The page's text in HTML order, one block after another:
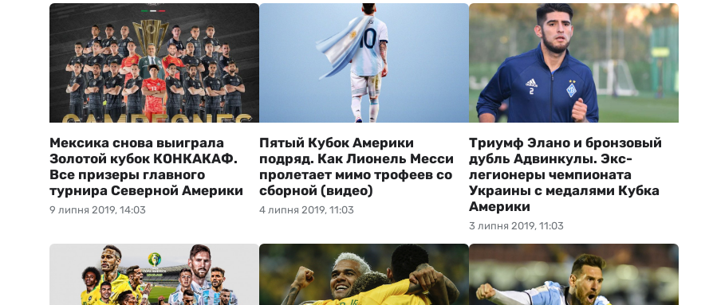
9 липня 2019, 14:03
Мексика снова выиграла
Золотой кубок КОНКАКАФ.
Все призеры главного
турнира Северной Америки
4 липня 2019, 11:03
Пятый Кубок Америки
подряд. Как Лионель Месси
пролетает мимо трофеев со
сборной (видео)
3 липня 2019, 11:03
Триумф Элано и бронзовый
дубль Адвинкулы. Экс-
легионеры чемпионата
Украины с медалями Кубка
Америки